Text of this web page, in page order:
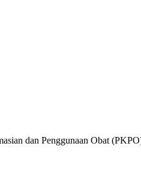
dan Penggunaan Obat